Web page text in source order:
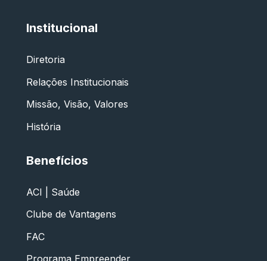
Institucional
Diretoria
Relações Institucionais
Missão, Visão, Valores
História
Benefícios
ACI | Saúde
Clube de Vantagens
FAC